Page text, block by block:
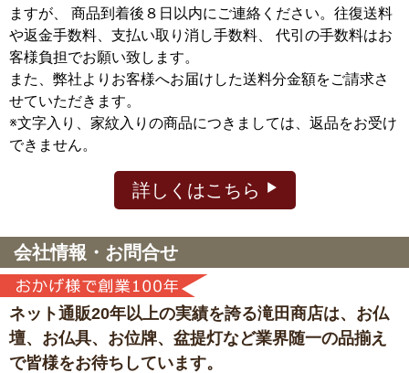
ますが、
商品到着後８日以内にご連絡ください。往復送料
や返金手数料、支払い取り消し手数料、 代引の手数料はお
客様負担でお願い致します。
また、弊社よりお客様へお届けした送料分金額をご請求さ
せていただきます。
※文字入り、家紋入りの商品につきましては、返品をお受け
できません。
詳しくはこちら
会社情報・お問合せ
ネット通販20年以上の実績を誇る滝田商店は、 お仏
壇、お仏具、お位牌、盆提灯など業界随一の品揃え
で皆様をお待ちしています。